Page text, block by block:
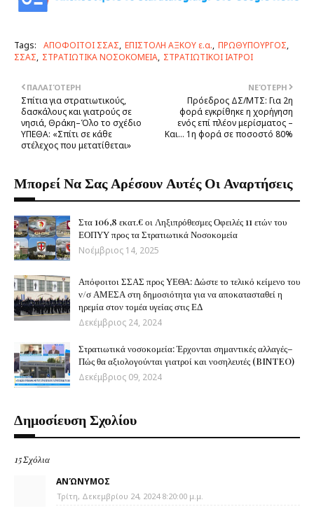
Tags: ΑΠΟΦΟΙΤΟΙ ΣΣΑΣ ΕΠΙΣΤΟΛΗ ΑΞΚΟΥ ε.α. ΠΡΩΘΥΠΟΥΡΓΟΣ
ΣΣΑΣ ΣΤΡΑΤΙΩΤΙΚΑ ΝΟΣΟΚΟΜΕΙΑ ΣΤΡΑΤΙΩΤΙΚΟΙ ΙΑΤΡΟΙ
ΝΕΌΤΕΡΗ
Πρόεδρος ΔΣ/ΜΤΣ: Για 2η
φορά εγκρίθηκε η χορήγηση
ενός επί πλέον μερίσματος –
Και... 1η φορά σε ποσοστό 80%
ΠΑΛΑΙΌΤΕΡΗ
Σπίτια για στρατιωτικούς,
δασκάλους και γιατρούς σε
νησιά, Θράκη–Όλο το σχέδιο
ΥΠΕΘΑ: «Σπίτι σε κάθε
στέλεχος που μετατίθεται»
Μπορεί Να Σας Αρέσουν Αυτές Οι Αναρτήσεις
Στα 106,8 εκατ.€ οι Ληξιπρόθεσμες Οφειλές 11 ετών του
ΕΟΠΥΥ προς τα Στρατιωτικά Νοσοκομεία
Νοέμβριος 14, 2025
Απόφοιτοι ΣΣΑΣ προς ΥΕΘΑ: Δώστε το τελικό κείμενο του
ν/σ ΑΜΕΣΑ στη δημοσιότητα για να αποκατασταθεί η
ηρεμία στον τομέα υγείας στις ΕΔ
Δεκέμβριος 24, 2024
Στρατιωτικά νοσοκομεία: Έρχονται σημαντικές αλλαγές–
Πώς θα αξιολογούνται γιατροί και νοσηλευτές (BINTEO)
Δεκέμβριος 09, 2024
Δημοσίευση Σχολίου
15 Σχόλια
ΑΝΏΝΥΜΟΣ
Τρίτη, Δεκεμβρίου 24, 2024 8:20:00 μ.μ.